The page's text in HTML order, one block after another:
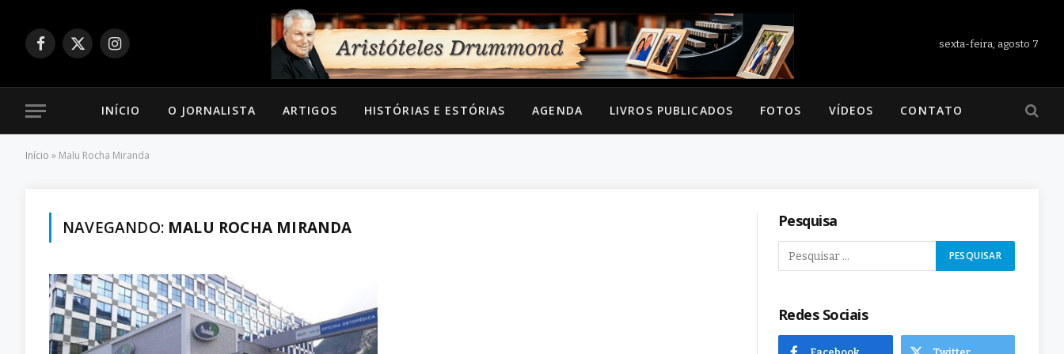
Facebook
X
Instagram
sexta-feira, agosto 7
INÍCIO O JORNALISTA ARTIGOS HISTÓRIAS E ESTÓRIAS AGENDA LIVROS PUBLICADOS FOTOS VÍDEOS CONTATO
Início » Malu Rocha Miranda
NAVEGANDO: MALU ROCHA MIRANDA Pesquisa
Redes Sociais